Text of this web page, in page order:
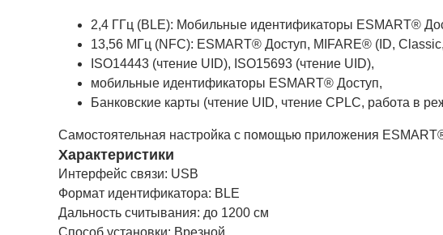
2,4 ГГц (BLE): Мобильные идентификаторы ESMART®
13,56 МГц (NFC): ESMART® Доступ, MIFARE® (ID,
ISO14443 (чтение UID), ISO15693 (чтение UID),
мобильные идентификаторы ESMART® Доступ,
Банковские карты (чтение UID, чтение CPLC, работа в
Самостоятельная настройка с помощью приложения
Характеристики
Интерфейс связи: USB
Формат идентификатора: BLE
Дальность считывания: до 1200 см
Способ установки: Врезной